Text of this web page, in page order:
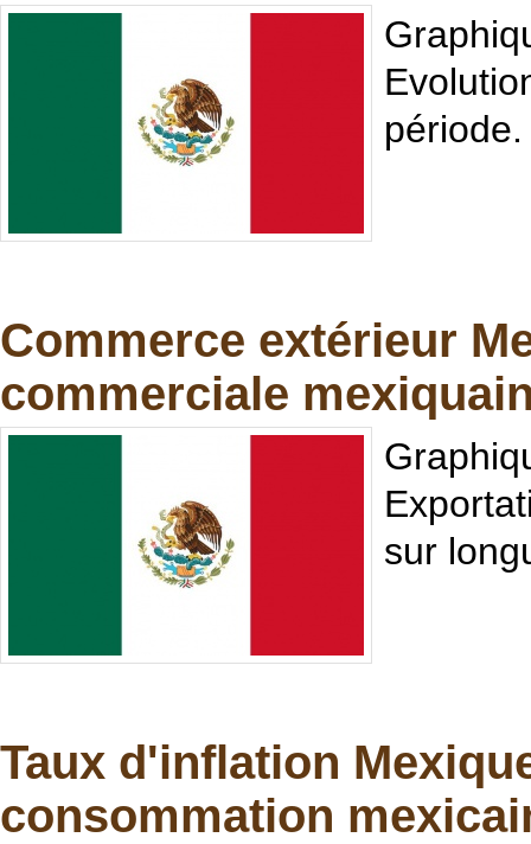
période.
Commerce extérieur
commerciale
sur
Taux d'inflation
consommation